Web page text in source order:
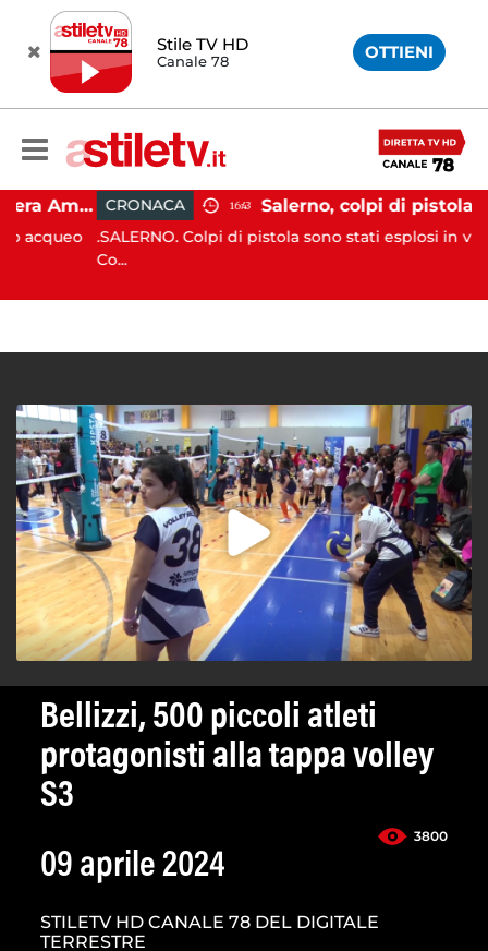
Stile TV HD
Canale 78 OTTIENI
Gozzo affonda in Costiera Amalfitana: occupanti soccorsi da altri natanti CRONACA 16:43
.SALERNO. Colpi di pistola sono stati esplosi in via
Bellizzi, 500 piccoli atleti
protagonisti alla tappa volley
S3
3800
09 aprile 2024
STILETV HD CANALE 78 DEL DIGITALE
TERRESTRE